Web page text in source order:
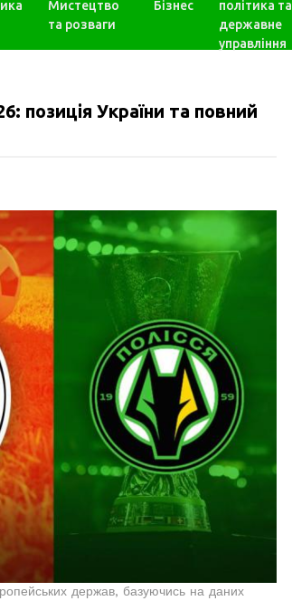
Мистецтво
та розваги
Бізнес
політика та
державне
управління
позиція України та повний
держав, базуючись на даних